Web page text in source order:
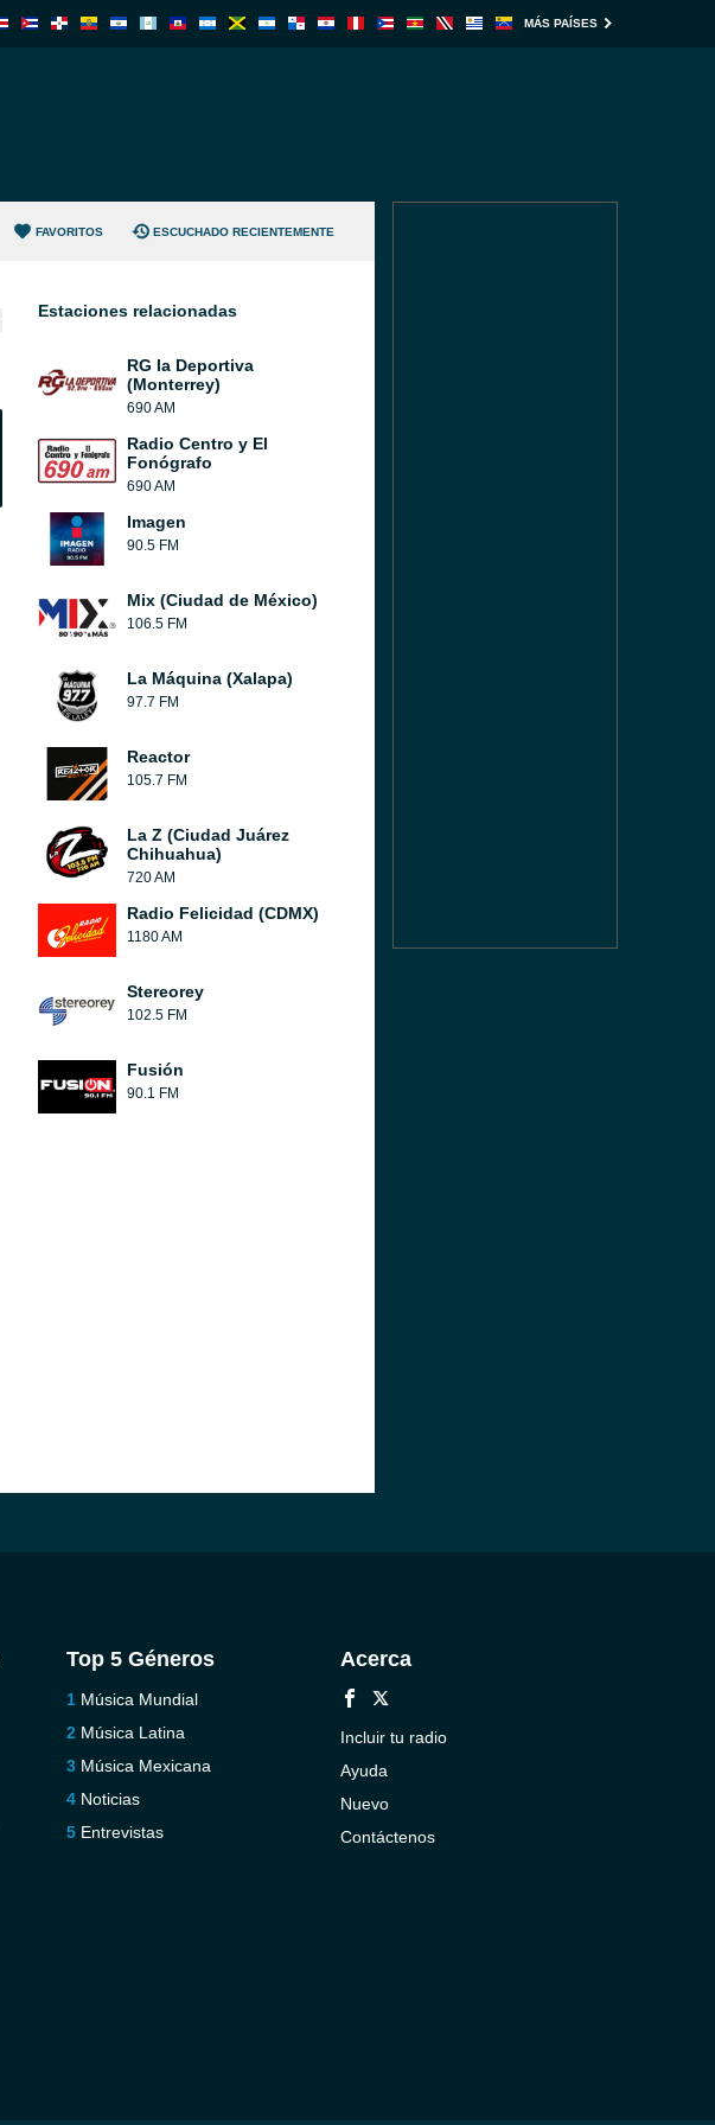
MÁS PAÍSES
FAVORITOS ESCUCHADO RECIENTEMENTE
Estaciones relacionadas
RG la Deportiva
(Monterrey)
690 AM
Radio Centro y El
Fonógrafo
690 AM
Imagen
90.5 FM
Mix (Ciudad de México)
106.5 FM
La Máquina (Xalapa)
97.7 FM
Reactor
105.7 FM
La Z (Ciudad Juárez
Chihuahua)
720 AM
Radio Felicidad (CDMX)
1180 AM
Stereorey
102.5 FM
Fusión
90.1 FM
Top 5 Géneros
Música Mundial
Música Latina
Música Mexicana
Noticias
Entrevistas
Acerca
Incluir tu radio
Ayuda
Nuevo
Contáctenos